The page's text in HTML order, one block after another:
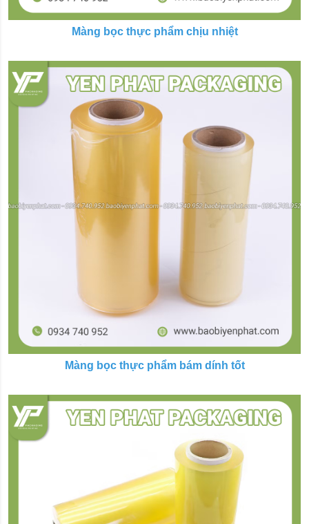
Màng bọc thực phẩm chịu nhiệt
Màng bọc thực phẩm bám dính tốt